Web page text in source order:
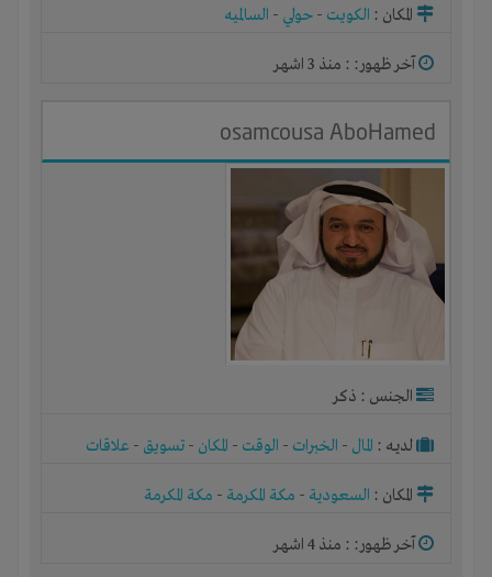
المكان : الكويت - حولي - السالميه
آخر ظهور: : منذ 3 اشهر
osamcousa AboHamed
الجنس : ذكر
لديـه : المال - الخبرات - الوقت - المكان - تسويق - علاقات
المكان : السعودية - مكة المكرمة - مكة المكرمة
آخر ظهور: : منذ 4 اشهر